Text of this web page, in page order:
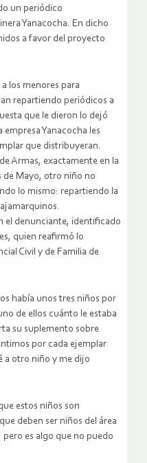
un periódico
Yanacocha. En dicho
a favor del proyecto
los menores para
repartiendo periódicos a
que le dieron lo dejó
Yanacocha les
que distribuyeran.
Armas, exactamente en la
de Mayo, otro niño no
lo mismo: repartiendo la
el denunciante, identificado
quien reafirmó lo
Civil y de Familia de
había unos tres niños por
de ellos cuánto le estaba
su suplemento sobre
por cada ejemplar
a otro niño y me dijo
estos niños son
deben ser niños del área
es algo que no puedo